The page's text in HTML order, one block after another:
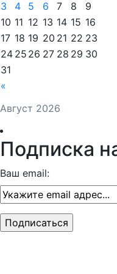
Август 2026
«
3
4 5 6 7 8
9
10 11 12 13 14 15 16
17 18 19 20 21 22 23
24 25 26 27 28 29 30
31
Подписка
Ваш email: